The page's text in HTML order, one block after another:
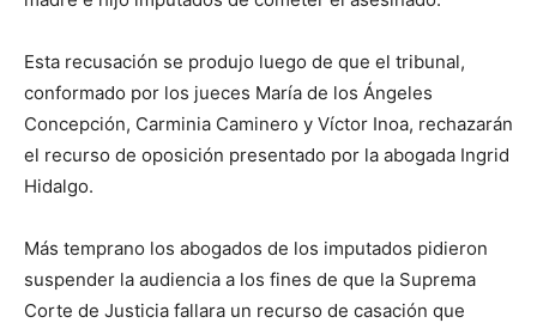
Esta recusación se produjo luego de que el tribunal,
conformado por los jueces María de los Ángeles
Concepción, Carminia Caminero y Víctor Inoa, rechazarán
el recurso de oposición presentado por la abogada Ingrid
Hidalgo.
Más temprano los abogados de los imputados pidieron
suspender la audiencia a los fines de que la Suprema
Corte de Justicia fallara un recurso de casación que